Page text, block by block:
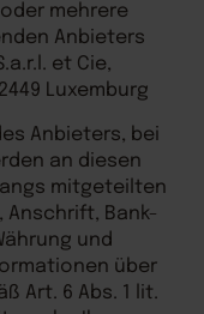
mehrere
Anbieters
et Cie,
Luxemburg
Anbieters, bei
an diesen
mitgeteilten
Anschrift, Bank-
und
über
Art. 6 Abs. 1 lit.